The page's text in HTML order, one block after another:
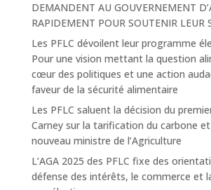
DEMANDENT AU GOUVERNEMENT
RAPIDEMENT POUR SOUTENIR LEUR
Les PFLC dévoilent leur programme
Pour une vision mettant la question
cœur des politiques et une action
faveur de la sécurité alimentaire
Les PFLC saluent la décision du
Carney sur la tarification du carbone
nouveau ministre de l’Agriculture
L’AGA 2025 des PFLC fixe des
défense des intérêts, le commerce et